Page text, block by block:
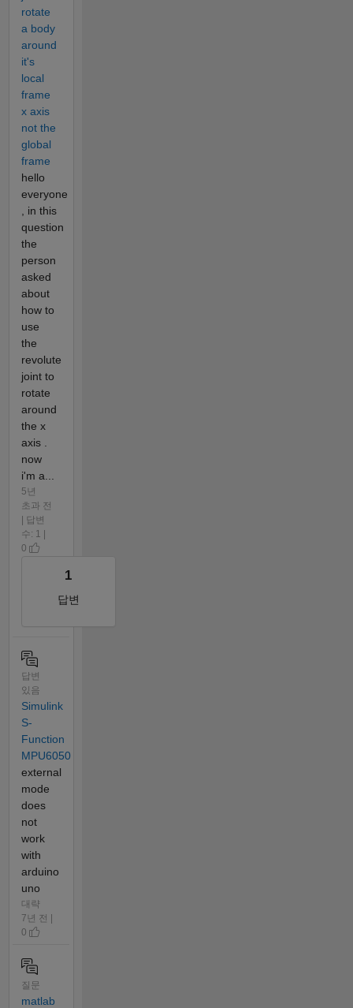
rotate
a body
around
it's
local
frame
x axis
not the
global
frame
hello
everyone
, in this
question
the
person
asked
about
how to
use
the
revolute
joint to
rotate
around
the x
axis .
now
i'm a...
5년
초과 전
| 답변
수: 1 |
0
1
답변
답변
있음
Simulink
S-
Function
MPU6050
external
mode
does
not
work
with
arduino
uno
대략
7년 전 |
0
질문
matlab